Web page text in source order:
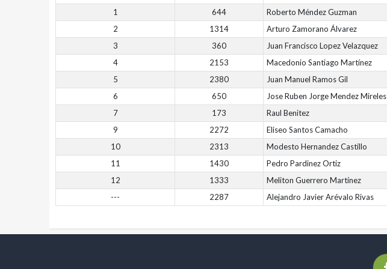
1 644 Roberto Méndez Guzman
2
1314 Arturo Zamorano Álvarez
3
360 Juan Francisco Lopez Velazquez
4
2153 Macedonio Santiago Martínez
5
2380 Juan Manuel Ramos Gil
6
650 Jose Ruben Jorge Mendez Mireles
7
173 Raul Benitez
9
2272 Eliseo Santos Camacho
10
2313 Modesto Hernandez Castillo
11
1430 Pedro Pardinez Ortiz
12
1333 Meliton Guerrero Martínez
---
2287 Alejandro Javier Arévalo Rivas